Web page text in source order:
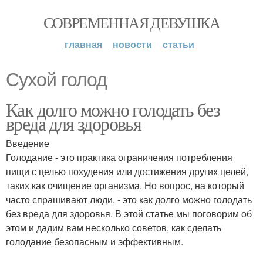
СОВРЕМЕННАЯ ДЕВУШКА
главная новости статьи
Сухой голод
Как долго можно голодать без
вреда для здоровья
Введение
Голодание - это практика ограничения потребления
пищи с целью похудения или достижения других целей,
таких как очищение организма. Но вопрос, на который
часто спрашивают люди, - это как долго можно голодать
без вреда для здоровья. В этой статье мы поговорим об
этом и дадим вам несколько советов, как сделать
голодание безопасным и эффективным.